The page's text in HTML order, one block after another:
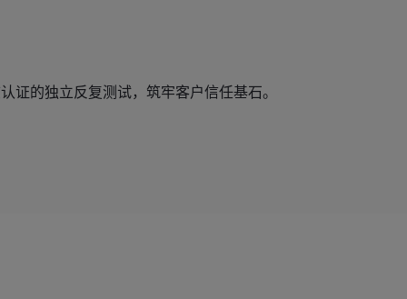
证的独立反复测试，筑牢客户信任基石。